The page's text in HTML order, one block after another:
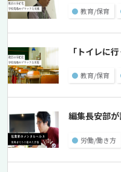
● 教育/保育
「トイレに
● 教育/保育
編集長安部が
● 労働/働き方